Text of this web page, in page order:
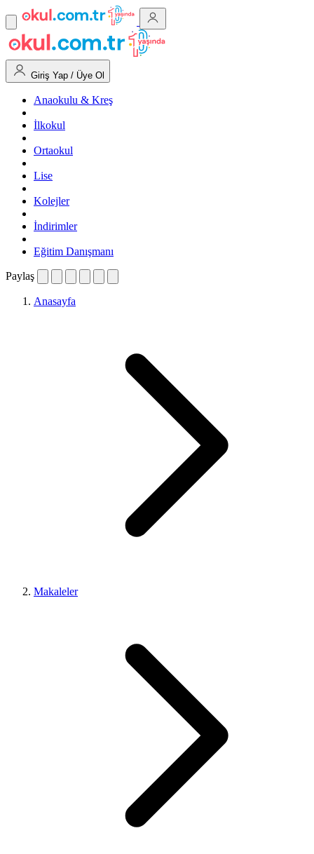
Giriş Yap / Üye Ol
Anaokulu & Kreş
İlkokul
Ortaokul
Lise
Kolejler
İndirimler
Eğitim Danışmanı
Paylaş
Anasayfa
Makaleler